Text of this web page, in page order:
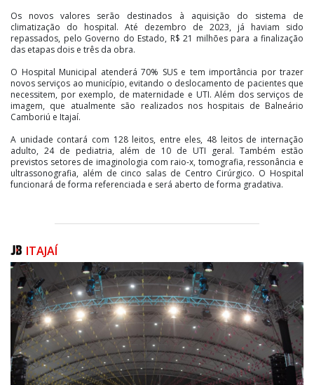
Os novos valores serão destinados à aquisição do sistema de
climatização do hospital. Até dezembro de 2023, já haviam sido
repassados, pelo Governo do Estado, R$ 21 milhões para a finalização
das etapas dois e três da obra.
O Hospital Municipal atenderá 70% SUS e tem importância por trazer
novos serviços ao município, evitando o deslocamento de pacientes que
necessitem, por exemplo, de maternidade e UTI. Além dos serviços de
imagem, que atualmente são realizados nos hospitais de Balneário
Camboriú e Itajaí.
A unidade contará com 128 leitos, entre eles, 48 leitos de internação
adulto, 24 de pediatria, além de 10 de UTI geral. Também estão
previstos setores de imaginologia com raio-x, tomografia, ressonância e
ultrassonografia, além de cinco salas de Centro Cirúrgico. O Hospital
funcionará de forma referenciada e será aberto de forma gradativa.
ITAJAÍ